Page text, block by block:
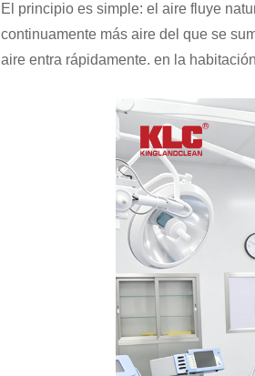
El principio es simple: el aire fluye
continuamente más aire del que se
aire entra rápidamente.en la